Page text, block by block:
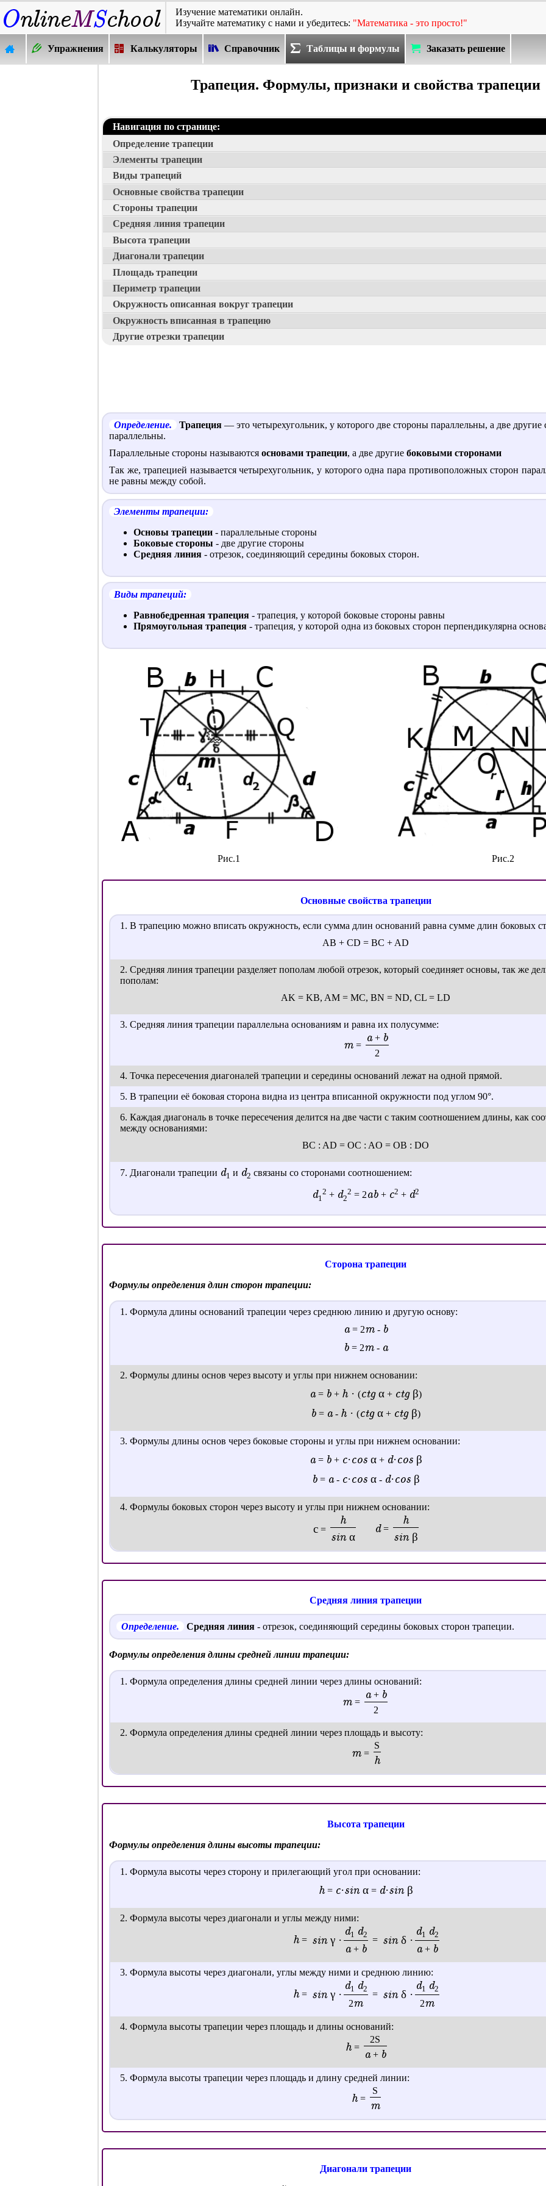
Изучение математики онлайн.
Изучайте математику с нами и убедитесь: "Математика - это просто!"
Упражнения Калькуляторы Справочник Таблицы и формулы Заказать решение
Трапеция. Формулы, признаки и свойства трапеции
Навигация по странице:
Определение трапеции
Элементы трапеции
Виды трапеций
Основные свойства трапеции
Стороны трапеции
Средняя линия трапеции
Высота трапеции
Диагонали трапеции
Площадь трапеции
Периметр трапеции
Окружность описанная вокруг трапеции
Окружность вписанная в трапецию
Другие отрезки трапеции
Определение. Трапеция — это четырехугольник, у которого две стороны параллельны, а две другие
параллельны.
Параллельные стороны называются основами трапеции, а две другие боковыми сторонами
Так же, трапецией называется четырехугольник, у которого одна пара противоположных сторон
не равны между собой.
Элементы трапеции:
Основы трапеции - параллельные стороны
Боковые стороны - две другие стороны
Средняя линия - отрезок, соединяющий середины боковых сторон.
Виды трапеций:
Равнобедренная трапеция - трапеция, у которой боковые стороны равны
Прямоугольная трапеция - трапеция, у которой одна из боковых сторон перпендикулярна
Рис.1 Рис.2
Основные свойства трапеции
1. В трапецию можно вписать окружность, если сумма длин оснований равна сумме длин боковых
AB + CD = BC + AD
2. Средняя линия трапеции разделяет пополам любой отрезок, который соединяет основы, так же
пополам:
AK = KB, AM = MC, BN = ND, CL = LD
3. Средняя линия трапеции параллельна основаниям и равна их полусумме:
m=
a+ b
2
4. Точка пересечения диагоналей трапеции и середины оснований лежат на одной прямой.
5. В трапеции её боковая сторона видна из центра вписанной окружности под углом 90°.
6. Каждая диагональ в точке пересечения делится на две части с таким соотношением длины, как
между основаниями:
BC : AD = OC : AO = OB : DO
7. Диагонали трапеции d1 и d2 связаны со сторонами соотношением:
d1
2 + d2
2 = 2ab + c2 + d2
Сторона трапеции
Формулы определения длин сторон трапеции:
1. Формула длины оснований трапеции через среднюю линию и другую основу:
a= 2m- b
b= 2m- a
2. Формулы длины основ через высоту и углы при нижнем основании:
a= b + h · (ctg α + ctg β)
b = a- h · (ctg α + ctg β)
3. Формулы длины основ через боковые стороны и углы при нижнем основании:
a= b+ c·cos α+ d·cos β
b= a- c·cos α- d·cos β
4. Формулы боковых сторон через высоту и углы при нижнем основании:
с =
h
d=
h
sin α
sin β
Средняя линия трапеции
Определение. Средняя линия - отрезок, соединяющий середины боковых сторон трапеции.
Формулы определения длины средней линии трапеции:
1. Формула определения длины средней линии через длины оснований:
m=
a+ b
2
2. Формула определения длины средней линии через площадь и высоту:
m=
S
h
Высота трапеции
Формулы определения длины высоты трапеции:
1. Формула высоты через сторону и прилегающий угол при основании:
h= c·sin α= d·sin β
2. Формула высоты через диагонали и углы между ними:
h= sin γ ·
d1 d2
= sin δ ·
d1 d2
a+ b a+ b
3. Формула высоты через диагонали, углы между ними и среднюю линию:
h= sin γ ·
d1 d2
= sin δ ·
d1 d2
2m 2m
4. Формула высоты трапеции через площадь и длины оснований:
h=
2S
a+ b
5. Формула высоты трапеции через площадь и длину средней линии:
h=
S
m
Диагонали трапеции